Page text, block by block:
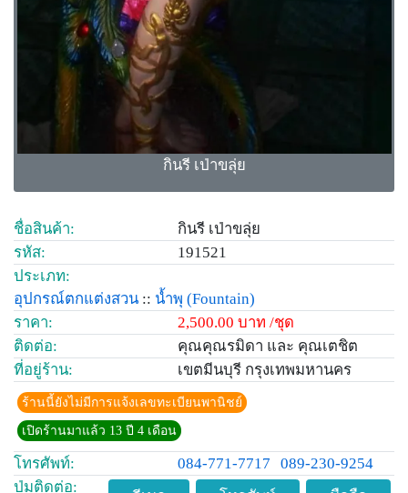
กินรี เป่าขลุ่ย
ชื่อสินค้า:
กินรี เป่าขลุ่ย
รหัส:
191521
ประเภท:
อุปกรณ์ตกแต่งสวน :: น้ำพุ (Fountain)
ราคา:
2,500.00 บาท /ชุด
ติดต่อ:
คุณคุณรมิดา และ คุณเตชิต
ที่อยู่ร้าน:
เขตมีนบุรี กรุงเทพมหานคร
ร้านนี้ยังไม่มีการแจ้งเลขทะเบียนพานิชย์
เปิดร้านมาแล้ว 13 ปี 4 เดือน
โทรศัพท์: 084-771-7717
089-230-9254
ปุ่มติดต่อ: